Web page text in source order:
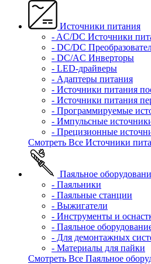
Источники питания
- AC/DC Источники
- DC/DC
- DC/AC Инверторы
- LED-драйверы
- Адаптеры питания
- Источники питания
- Источники питания
- Программируемые
- Импульсные
- Прецизионные
Смотреть Все Источники
Паяльное
- Паяльники
- Паяльные станции
- Выжигатели
- Инструменты и
- Паяльное
- Для демонтажных
- Материалы для пайки
Смотреть Все Паяльное